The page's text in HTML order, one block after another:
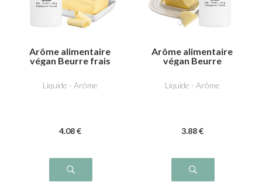
Arôme alimentaire
végan Beurre frais
Liquide - Arôme
4.08 €
Arôme alimentaire
végan Beurre
Liquide - Arôme
3.88 €